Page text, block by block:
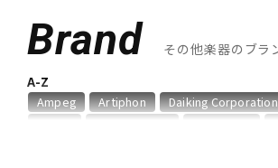
キーボード
DJ機器
Brand その他楽器のブラ
A-Z
Ampeg Artiphon Daiking Corporation